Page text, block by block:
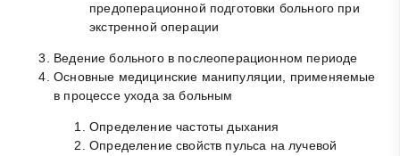
предоперационной подготовки больного при
экстренной операции
Ведение больного в послеоперационном периоде
Основные медицинские манипуляции, применяемые
в процессе ухода за больным
Определение частоты дыхания
Определение свойств пульса на лучевой